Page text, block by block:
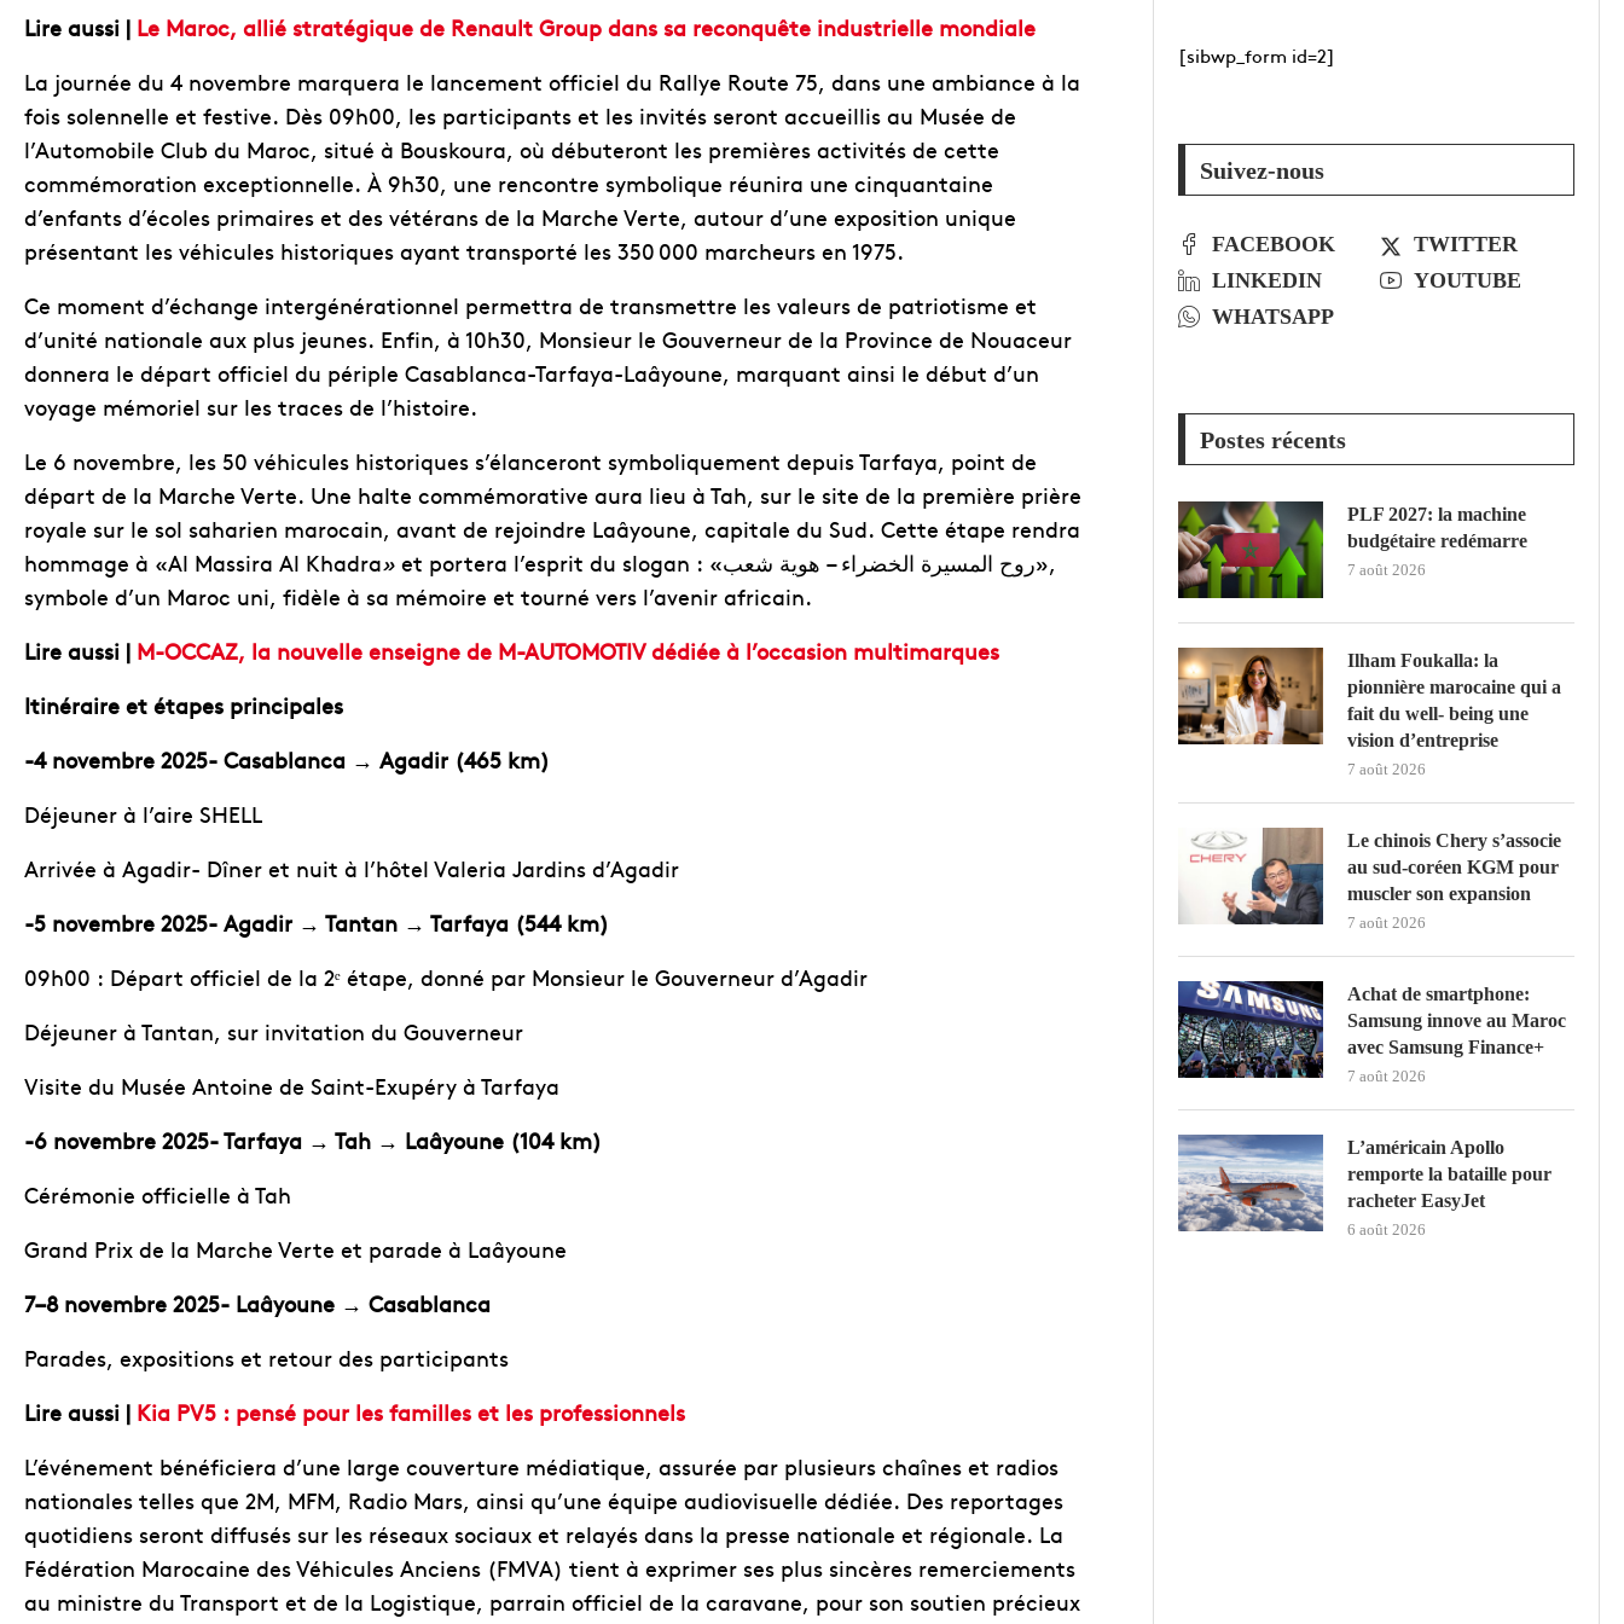
Lire aussi | Le Maroc, allié stratégique de Renault Group dans sa reconquête industrielle mondiale
La journée du 4 novembre marquera le lancement officiel du Rallye Route 75, dans une ambiance à la
fois solennelle et festive. Dès 09h00, les participants et les invités seront accueillis au Musée de
l’Automobile Club du Maroc, situé à Bouskoura, où débuteront les premières activités de cette
commémoration exceptionnelle. À 9h30, une rencontre symbolique réunira une cinquantaine
d’enfants d’écoles primaires et des vétérans de la Marche Verte, autour d’une exposition unique
présentant les véhicules historiques ayant transporté les 350 000 marcheurs en 1975.
Ce moment d’échange intergénérationnel permettra de transmettre les valeurs de patriotisme et
d’unité nationale aux plus jeunes. Enfin, à 10h30, Monsieur le Gouverneur de la Province de Nouaceur
donnera le départ officiel du périple Casablanca-Tarfaya-Laâyoune, marquant ainsi le début d’un
voyage mémoriel sur les traces de l’histoire.
Le 6 novembre, les 50 véhicules historiques s’élanceront symboliquement depuis Tarfaya, point de
départ de la Marche Verte. Une halte commémorative aura lieu à Tah, sur le site de la première prière
royale sur le sol saharien marocain, avant de rejoindre Laâyoune, capitale du Sud. Cette étape rendra
hommage à «Al Massira Al Khadra» et portera l’esprit du slogan : «روح المسيرة الخضراء – هوية شعب»,
symbole d’un Maroc uni, fidèle à sa mémoire et tourné vers l’avenir africain.
Lire aussi | M-OCCAZ, la nouvelle enseigne de M-AUTOMOTIV dédiée à l’occasion multimarques
Itinéraire et étapes principales
-4 novembre 2025- Casablanca → Agadir (465 km)
Déjeuner à l’aire SHELL
Arrivée à Agadir- Dîner et nuit à l’hôtel Valeria Jardins d’Agadir
-5 novembre 2025- Agadir → Tantan → Tarfaya (544 km)
09h00 : Départ officiel de la 2ᵉ étape, donné par Monsieur le Gouverneur d’Agadir
Déjeuner à Tantan, sur invitation du Gouverneur
Visite du Musée Antoine de Saint-Exupéry à Tarfaya
-6 novembre 2025- Tarfaya → Tah → Laâyoune (104 km)
Cérémonie officielle à Tah
Grand Prix de la Marche Verte et parade à Laâyoune
7–8 novembre 2025- Laâyoune → Casablanca
Parades, expositions et retour des participants
Lire aussi | Kia PV5 : pensé pour les familles et les professionnels
L’événement bénéficiera d’une large couverture médiatique, assurée par plusieurs chaînes et radios
nationales telles que 2M, MFM, Radio Mars, ainsi qu’une équipe audiovisuelle dédiée. Des reportages
quotidiens seront diffusés sur les réseaux sociaux et relayés dans la presse nationale et régionale. La
Fédération Marocaine des Véhicules Anciens (FMVA) tient à exprimer ses plus sincères remerciements
au ministre du Transport et de la Logistique, parrain officiel de la caravane, pour son soutien précieux
[sibwp_form id=2]
Suivez-nous
FACEBOOK
TWITTER
LINKEDIN
YOUTUBE
WHATSAPP
Postes récents
PLF 2027: la machine
budgétaire redémarre
7 août 2026
Ilham Foukalla: la
pionnière marocaine qui a
fait du well- being une
vision d’entreprise
7 août 2026
Le chinois Chery s’associe
au sud‑coréen KGM pour
muscler son expansion
7 août 2026
Achat de smartphone:
Samsung innove au Maroc
avec Samsung Finance+
7 août 2026
L’américain Apollo
remporte la bataille pour
racheter EasyJet
6 août 2026